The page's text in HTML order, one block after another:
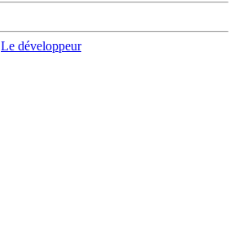
Le développeur